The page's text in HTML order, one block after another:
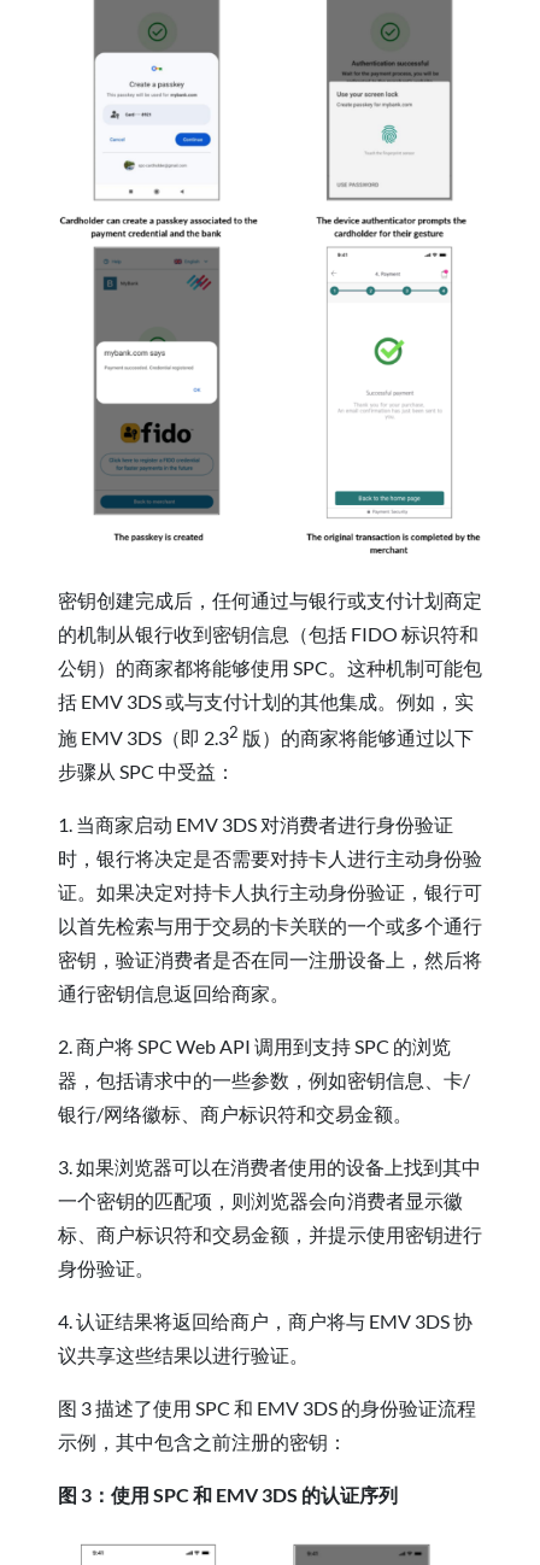
密钥创建完成后，任何通过与银行或支付计划商定
的机制从银行收到密钥信息（包括 FIDO 标识符和
公钥）的商家都将能够使用 SPC。这种机制可能包
括 EMV 3DS 或与支付计划的其他集成。例如，实
施 EMV 3DS（即 2.32 版）的商家将能够通过以下
步骤从 SPC 中受益：
1. 当商家启动 EMV 3DS 对消费者进行身份验证
时，银行将决定是否需要对持卡人进行主动身份验
证。如果决定对持卡人执行主动身份验证，银行可
以首先检索与用于交易的卡关联的一个或多个通行
密钥，验证消费者是否在同一注册设备上，然后将
通行密钥信息返回给商家。
2. 商户将 SPC Web API 调用到支持 SPC 的浏览
器，包括请求中的一些参数，例如密钥信息、卡/
银行/网络徽标、商户标识符和交易金额。
3. 如果浏览器可以在消费者使用的设备上找到其中
一个密钥的匹配项，则浏览器会向消费者显示徽
标、商户标识符和交易金额，并提示使用密钥进行
身份验证。
4. 认证结果将返回给商户，商户将与 EMV 3DS 协
议共享这些结果以进行验证。
图 3 描述了使用 SPC 和 EMV 3DS 的身份验证流程
示例，其中包含之前注册的密钥：
图 3：使用 SPC 和 EMV 3DS 的认证序列